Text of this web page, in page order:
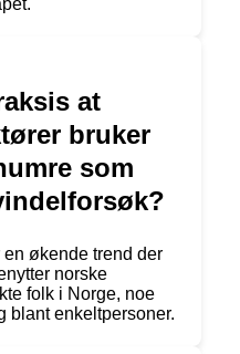
at
bruker
som
en økende trend der
norske
folk i Norge, noe
blant enkeltpersoner.